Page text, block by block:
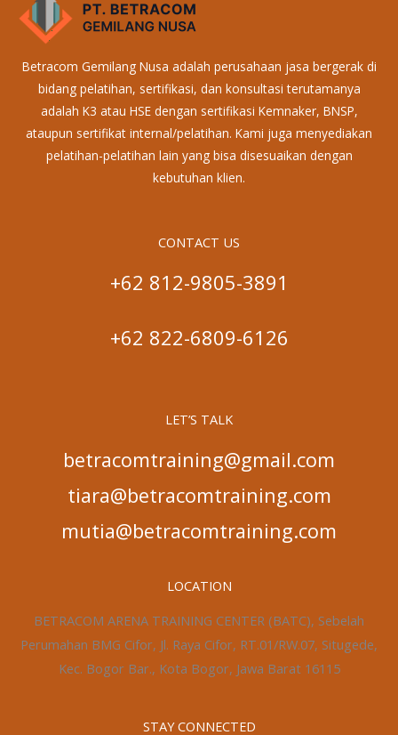
Betracom Gemilang Nusa adalah perusahaan jasa bergerak di
bidang pelatihan, sertifikasi, dan konsultasi terutamanya
adalah K3 atau HSE dengan sertifikasi Kemnaker, BNSP,
ataupun sertifikat internal/pelatihan. Kami juga menyediakan
pelatihan-pelatihan lain yang bisa disesuaikan dengan
kebutuhan klien.
CONTACT US
+62 812-9805-3891
+62 822-6809-6126
LET’S TALK
betracomtraining@gmail.com
tiara@betracomtraining.com
mutia@betracomtraining.com
LOCATION
BETRACOM ARENA TRAINING CENTER (BATC), Sebelah
Perumahan BMG Cifor, Jl. Raya Cifor, RT.01/RW.07, Situgede,
Kec. Bogor Bar., Kota Bogor, Jawa Barat 16115
STAY CONNECTED